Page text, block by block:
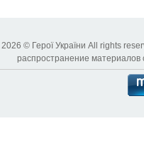
2026 © Герої України All rights
распространение материалов